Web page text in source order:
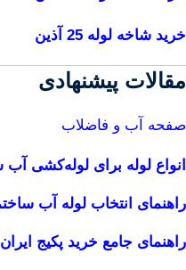
خرید شاخه لوله 25 آذین
مقالات پیشنهادی
صفحه آب و فاضلاب
انواع لوله برای لوله‌کشی آب
راهنمای انتخاب لوله آب
راهنمای جامع خرید پکیج ایران